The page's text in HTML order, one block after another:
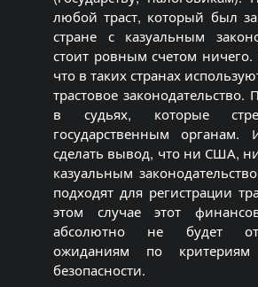
любой траст, который был
стране с казуальным
стоит ровным счетом
что в таких странах
трастовое законодательство.
в судьях, которые
государственным
сделать вывод, что ни США,
казуальным
подходят для регистрации
этом случае этот
абсолютно не будет
ожиданиям по
безопасности.